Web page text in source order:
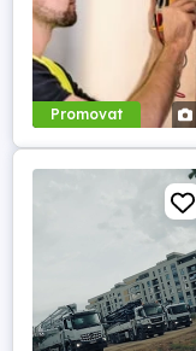
Promovat